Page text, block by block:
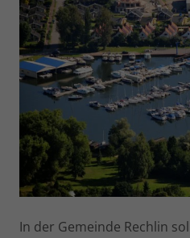
In der Gemeinde Rechlin